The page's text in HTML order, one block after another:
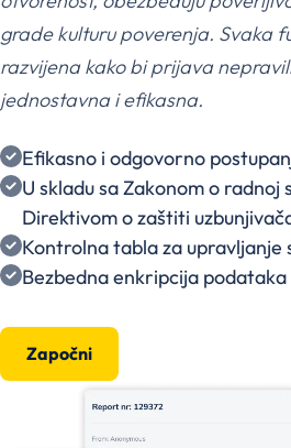
grade kulturu poverenja. Svaka
razvijena kako bi prijava
jednostavna i efikasna.
Efikasno i odgovorno
U skladu sa Zakonom o radnoj
Direktivom o zaštiti
Kontrolna tabla za upravljanje
Bezbedna enkripcija podataka
Započni